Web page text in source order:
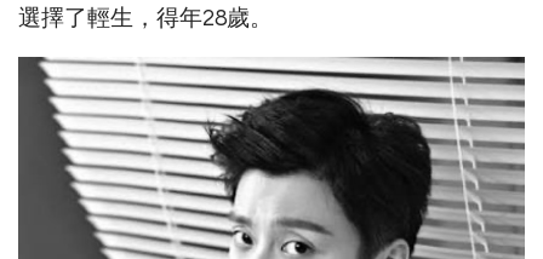
選擇了輕生，得年28歲。